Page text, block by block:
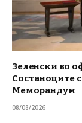
Зеленски во
Состаноците
Меморандум
08/08/2026